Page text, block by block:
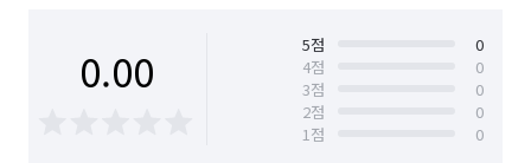
0.00 5점
0
4점
0
3점
0
2점
0
1점
0